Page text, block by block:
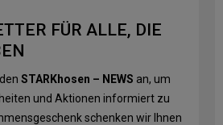
FÜR ALLE, DIE
STARKhosen – NEWS an, um
und Aktionen informiert zu
schenken wir Ihnen